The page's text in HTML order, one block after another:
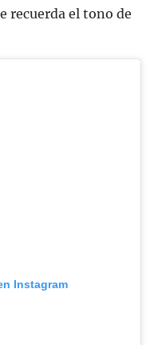
recuerda el tono de
Instagram